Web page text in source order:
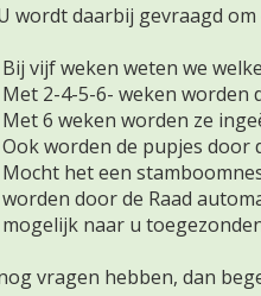
wordt daarbij gevraagd
Bij vijf weken weten we
Met 2-4-5-6- weken worden
Met 6 weken worden ze
Ook worden de pupjes door
Mocht het een
worden door de Raad
mogelijk naar u
vragen hebben, dan